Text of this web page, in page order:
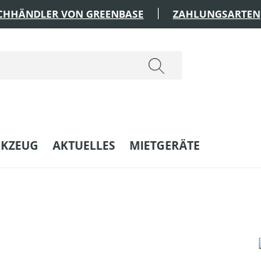
VON GREENBASE ZAHLUNGSARTEN
AKTUELLES MIETGERÄTE